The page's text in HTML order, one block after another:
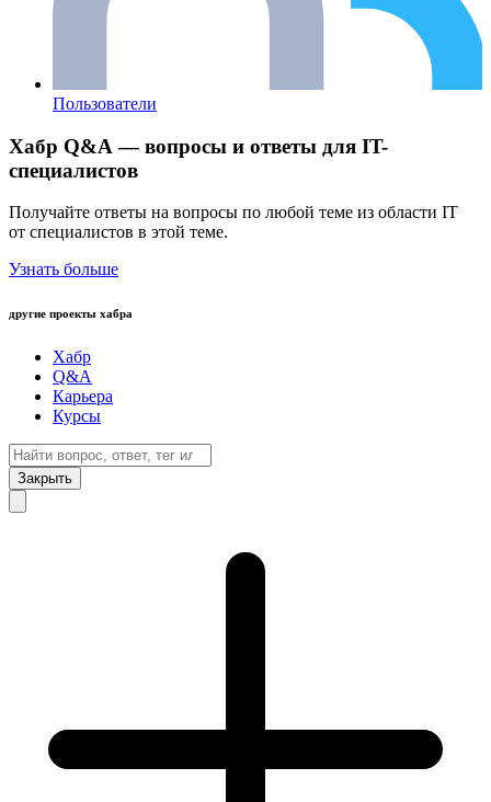
Пользователи
Хабр Q&A — вопросы и ответы для IT-
специалистов
Получайте ответы на вопросы по любой теме из области IT
от специалистов в этой теме.
Узнать больше
другие проекты хабра
Хабр
Q&A
Карьера
Курсы
Закрыть